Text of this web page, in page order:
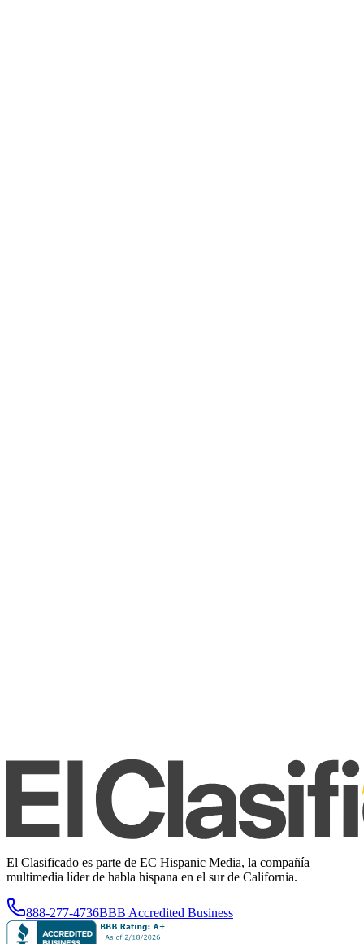
El Clasificado es parte de EC Hispanic Media, la compañía
multimedia líder de habla hispana en el sur de California.
888-277-4736BBB Accredited Business